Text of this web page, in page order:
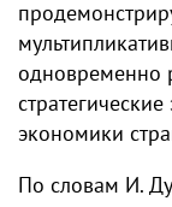
одновременно
экономики
По словам И.